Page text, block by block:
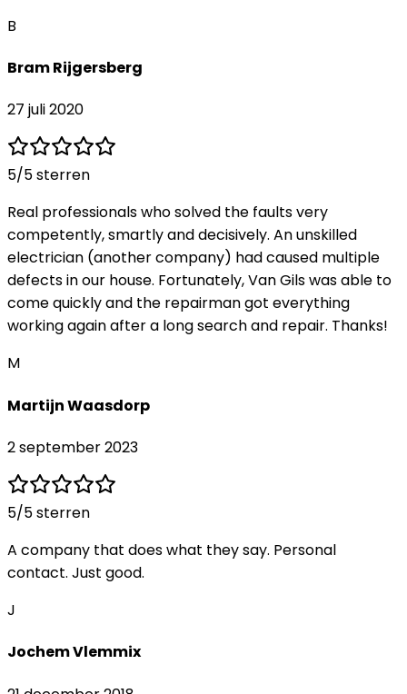
B
Bram Rijgersberg
27 juli 2020
5/5 sterren
Real professionals who solved the faults very
competently, smartly and decisively. An unskilled
electrician (another company) had caused multiple
defects in our house. Fortunately, Van Gils was able to
come quickly and the repairman got everything
working again after a long search and repair. Thanks!
M
Martijn Waasdorp
2 september 2023
5/5 sterren
A company that does what they say. Personal
contact. Just good.
J
Jochem Vlemmix